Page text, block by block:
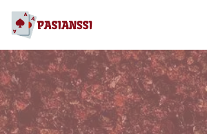
Siirry
suoraan
sisältöön